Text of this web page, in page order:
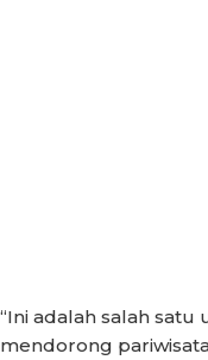
“Ini adalah salah
mendorong